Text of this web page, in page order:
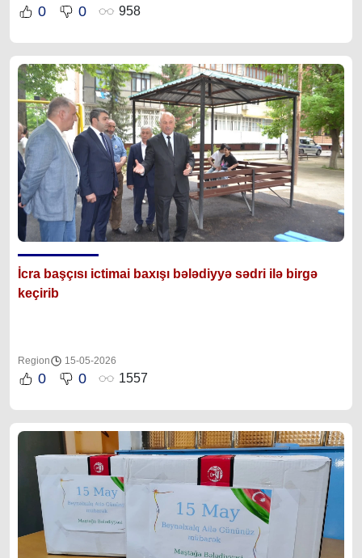
0 0 958
İcra başçısı ictimai baxışı bələdiyyə sədri ilə birgə
keçirib
Region 15-05-2026
0 0 1557